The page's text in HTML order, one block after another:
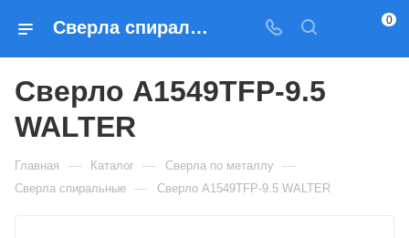
Сверла спиральные Сверло A1549TFP-9.5 WALTER — купить по выгодным ценам в Москве 0
Сверло A1549TFP-9.5
WALTER
Главная — Каталог — Сверла по металлу —
Сверла спиральные — Сверло A1549TFP-9.5 WALTER